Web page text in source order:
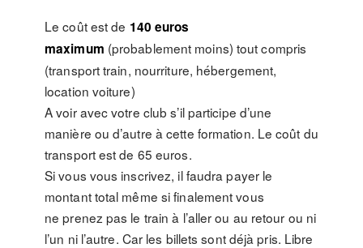
Le coût est de 140 euros
maximum (probablement moins) tout compris
(transport train, nourriture, hébergement,
location voiture)
A voir avec votre club s’il participe d’une
manière ou d’autre à cette formation. Le coût du
transport est de 65 euros.
Si vous vous inscrivez, il faudra payer le
montant total même si finalement vous
ne prenez pas le train à l’aller ou au retour ou ni
l’un ni l’autre. Car les billets sont déjà pris. Libre